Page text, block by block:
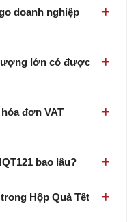
doanh nghiệp
lượng lớn có được
đơn VAT
bao lâu?
Hộp Quà Tết